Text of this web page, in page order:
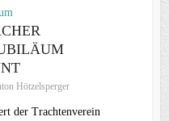
Hötzelsperger
der Trachtenverein